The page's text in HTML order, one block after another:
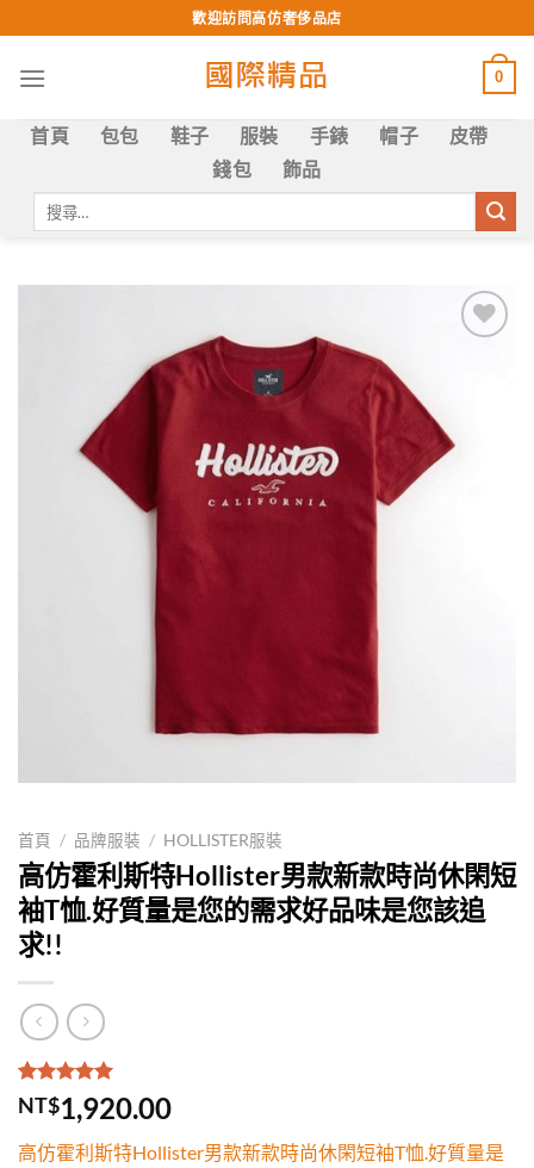
to
content
歡迎訪問高仿奢侈品店
0
首頁 包包 鞋子 服裝 手錶 帽子
皮帶
錢包
飾品
首頁 / 品牌服裝 / HOLLISTER服裝
高仿霍利斯特Hollister男款新款時尚休閑短
袖T恤.好質量是您的需求好品味是您該追
求!!
評分5.00/
5，已有
1
位
分
NT$1,920.00
高仿霍利斯特Hollister男款新款時尚休閑短袖T恤.好質量是